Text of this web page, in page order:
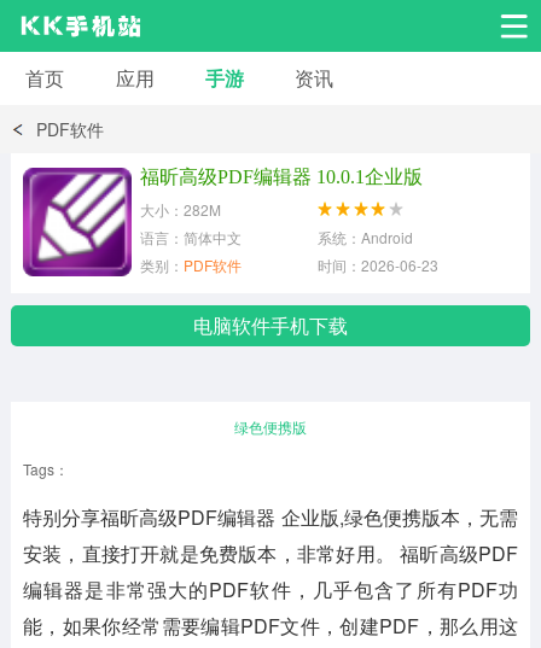
安卓应用
小说漫画
安卓其它
首页 应用 手游 资讯
PDF软件
福昕高级PDF编辑器 10.0.1企业版
大小：282M
语言：简体中文
系统：Android
类别： PDF软件 时间：2026-06-23
电脑软件手机下载
绿色便携版
Tags：
特别分享福昕高级PDF编辑器 企业版,绿色便携版本，无需
安装，直接打开就是免费版本，非常好用。 福昕高级PDF
编辑器是非常强大的PDF软件，几乎包含了所有PDF功
能，如果你经常需要编辑PDF文件，创建PDF，那么用这